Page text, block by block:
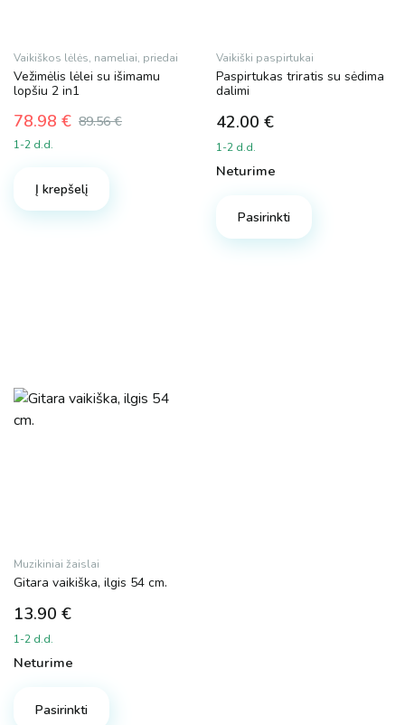
Prekės ženklas
Magy
Vaikiškos lėlės, nameliai, priedai
Vežimėlis lėlei su išimamu
lopšiu 2 in1
89.56€
Original
price
89.56 €.
78.98 €
Current
price
78.98 €.
1-2 d.d.
Į krepšelį
Vaikiški paspirtukai
Paspirtukas triratis su sėdima
dalimi
42.00 €
1-2 d.d.
Neturime
Pasirinkti
Muzikiniai žaislai
Gitara vaikiška, ilgis 54 cm.
13.90 €
1-2 d.d.
Neturime
Pasirinkti